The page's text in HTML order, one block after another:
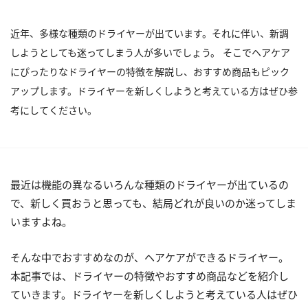
近年、多様な種類のドライヤーが出ています。それに伴い、新調
しようとしても迷ってしまう人が多いでしょう。 そこでヘアケア
にぴったりなドライヤーの特徴を解説し、おすすめ商品もピック
アップします。ドライヤーを新しくしようと考えている方はぜひ参
考にしてください。
最近は機能の異なるいろんな種類のドライヤーが出ているの
で、新しく買おうと思っても、結局どれが良いのか迷ってしま
いますよね。
そんな中でおすすめなのが、ヘアケアができるドライヤー。
本記事では、ドライヤーの特徴やおすすめ商品などを紹介し
ていきます。ドライヤーを新しくしようと考えている人はぜひ